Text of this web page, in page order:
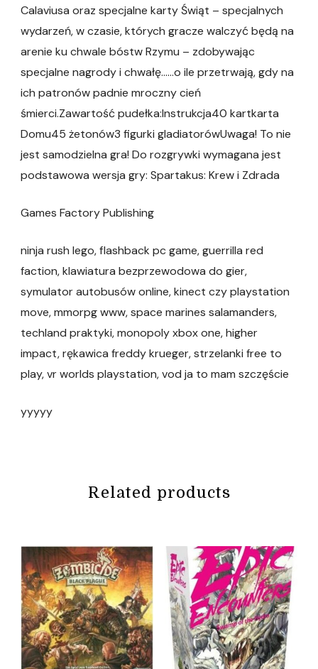
Calaviusa oraz specjalne karty Świąt – specjalnych
wydarzeń, w czasie, których gracze walczyć będą na
arenie ku chwale bóstw Rzymu – zdobywając
specjalne nagrody i chwałę……o ile przetr­wają, gdy na
ich patronów padnie mroczny cień
śmierci.Zawartość pudełka:Instrukcja40 kartkarta
Domu45 żetonów3 figurki gladiatorówUwaga! To nie
jest samodzielna gra! Do rozgrywki wymagana jest
podstawowa wersja gry: Spartakus: Krew i Zdrada
Games Factory Publishing
ninja rush lego, flashback pc game, guerrilla red
faction, klawiatura bezprzewodowa do gier,
symulator autobusów online, kinect czy playstation
move, mmorpg www, space marines salamanders,
techland praktyki, monopoly xbox one, higher
impact, rękawica freddy krueger, strzelanki free to
play, vr worlds playstation, vod ja to mam szczęście
yyyyy
Related products